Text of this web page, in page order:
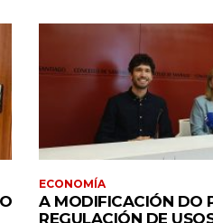
ECONOMÍA
A MODIFICACIÓN DO
REGULACIÓN DE